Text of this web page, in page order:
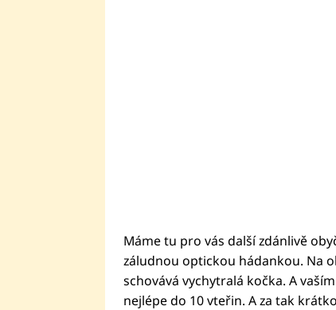
Máme tu pro vás další zdánlivě
záludnou optickou hádankou. Na
schovává vychytralá kočka. A
nejlépe do 10 vteřin. A za tak